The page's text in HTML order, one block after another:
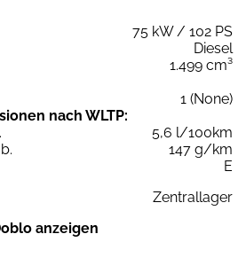
75 kW / 102 PS
Diesel
1.499 cm³
1 (None)
nach WLTP:
5,6 l/100km
147 g/km
E
Zentrallager
anzeigen